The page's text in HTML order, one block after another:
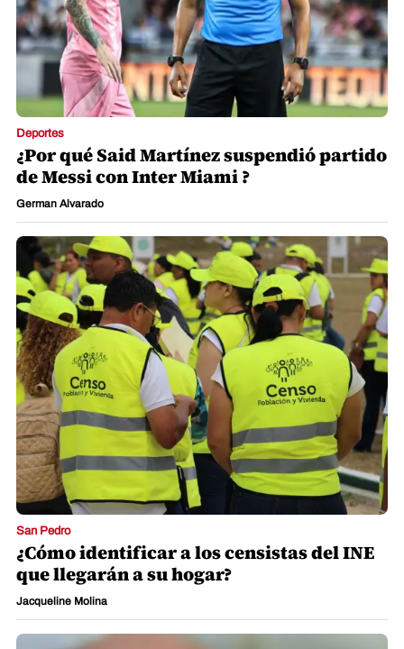
Deportes
¿Por qué Said Martínez suspendió partido
de Messi con Inter Miami ?
German Alvarado
San Pedro
¿Cómo identificar a los censistas del INE
que llegarán a su hogar?
Jacqueline Molina